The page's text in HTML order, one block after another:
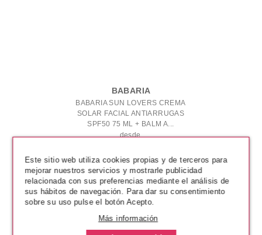
BABARIA
BABARIA SUN LOVERS CREMA
SOLAR FACIAL ANTIARRUGAS
SPF50 75 ML + BALM A...
desde
Este sitio web utiliza cookies propias y de terceros para
mejorar nuestros servicios y mostrarle publicidad
relacionada con sus preferencias mediante el análisis de
sus hábitos de navegación. Para dar su consentimiento
sobre su uso pulse el botón Acepto.
Más información